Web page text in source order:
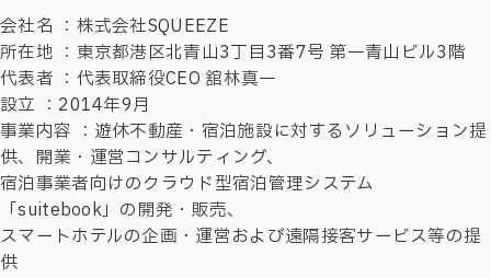
会社名 ：株式会社SQUEEZE
所在地 ：東京都港区北青山3丁目3番7号 第一青山ビル3階
代表者 ：代表取締役CEO 舘林真一
設立 ：2014年9月
事業内容 ：遊休不動産・宿泊施設に対するソリューション提
供、開業・運営コンサルティング、
宿泊事業者向けのクラウド型宿泊管理システム
「suitebook」の開発・販売、
スマートホテルの企画・運営および遠隔接客サービス等の提
供